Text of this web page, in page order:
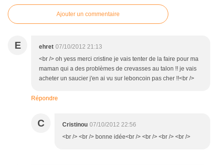
Ajouter un commentaire
E ehret 07/10/2012 21:13
<br /> oh yess merci cristine je vais tenter de la faire pour ma
maman qui a des problèmes de crevasses au talon !! je vais
acheter un saucier j'en ai vu sur leboncoin pas cher !!<br />
Répondre
C Cristinou 07/10/2012 22:56
<br /> <br /> bonne idée<br /> <br /> <br /> <br />